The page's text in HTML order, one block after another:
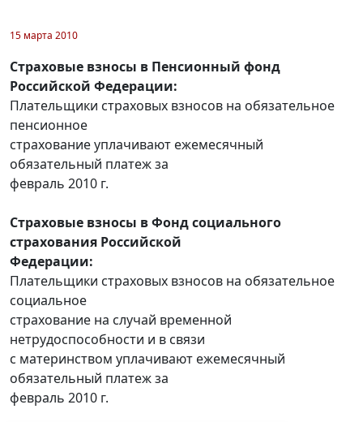
15 марта 2010
Страховые взносы в Пенсионный фонд
Российской Федерации:
Плательщики страховых взносов на обязательное
пенсионное
страхование уплачивают ежемесячный
обязательный платеж за
февраль 2010 г.
Страховые взносы в Фонд социального
страхования Российской
Федерации:
Плательщики страховых взносов на обязательное
социальное
страхование на случай временной
нетрудоспособности и в связи
с материнством уплачивают ежемесячный
обязательный платеж за
февраль 2010 г.